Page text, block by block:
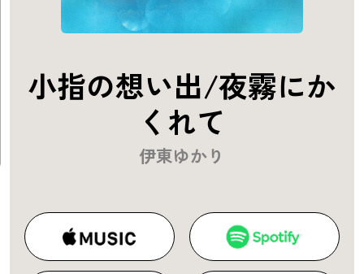
小指の想い出/夜霧にか
くれて
伊東ゆかり